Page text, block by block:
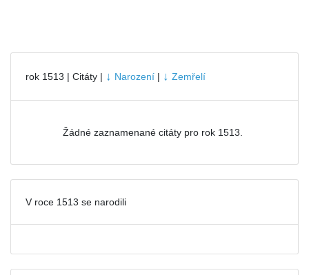
rok 1513 | Citáty | ↓ Narození | ↓ Zemřelí
Žádné zaznamenané citáty pro rok 1513.
V roce 1513 se narodili